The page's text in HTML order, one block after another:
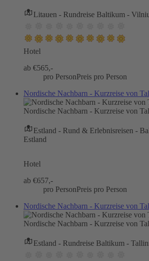
Litauen - Rundreise Baltikum -
Hotel
ab €565,-
pro PersonPreis pro Person
Nordische Nachbarn - Kurzreise von
Nordische Nachbarn - Kurzreise von
Estland - Rund & Erlebnisreisen -
Estland
Hotel
ab €657,-
pro PersonPreis pro Person
Nordische Nachbarn - Kurzreise von
Nordische Nachbarn - Kurzreise von
Estland - Rundreise Baltikum -